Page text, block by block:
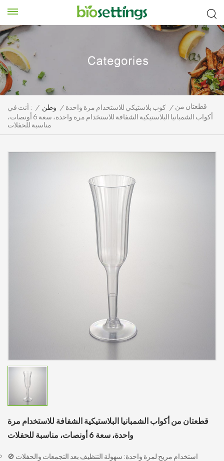
أنت في : / وطن / كوب بلاستيكي للاستخدام مرة واحدة / قطعتان من
أكواب الشمبانيا البلاستيكية الشفافة للاستخدام مرة واحدة، سعة 6 أونصات،
مناسبة للحفلات
قطعتان من أكواب الشمبانيا البلاستيكية الشفافة للاستخدام مرة
واحدة، سعة 6 أونصات، مناسبة للحفلات
🚫 استخدام مريح لمرة واحدة: سهولة التنظيف بعد التجمعات والحفلات